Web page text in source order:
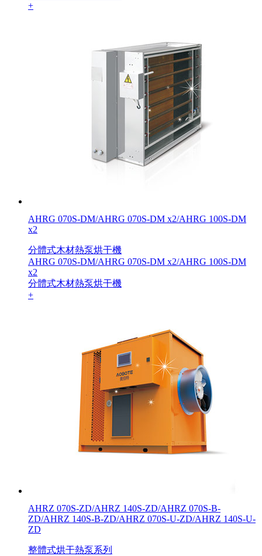
+
AHRG 070S-DM/AHRG 070S-DM x2/AHRG 100S-DM
x2
分體式木材熱泵烘干機
AHRG 070S-DM/AHRG 070S-DM x2/AHRG 100S-DM
x2
分體式木材熱泵烘干機
+
AHRZ 070S-ZD/AHRZ 140S-ZD/AHRZ 070S-B-
ZD/AHRZ 140S-B-ZD/AHRZ 070S-U-ZD/AHRZ 140S-U-
ZD
整體式烘干熱泵系列